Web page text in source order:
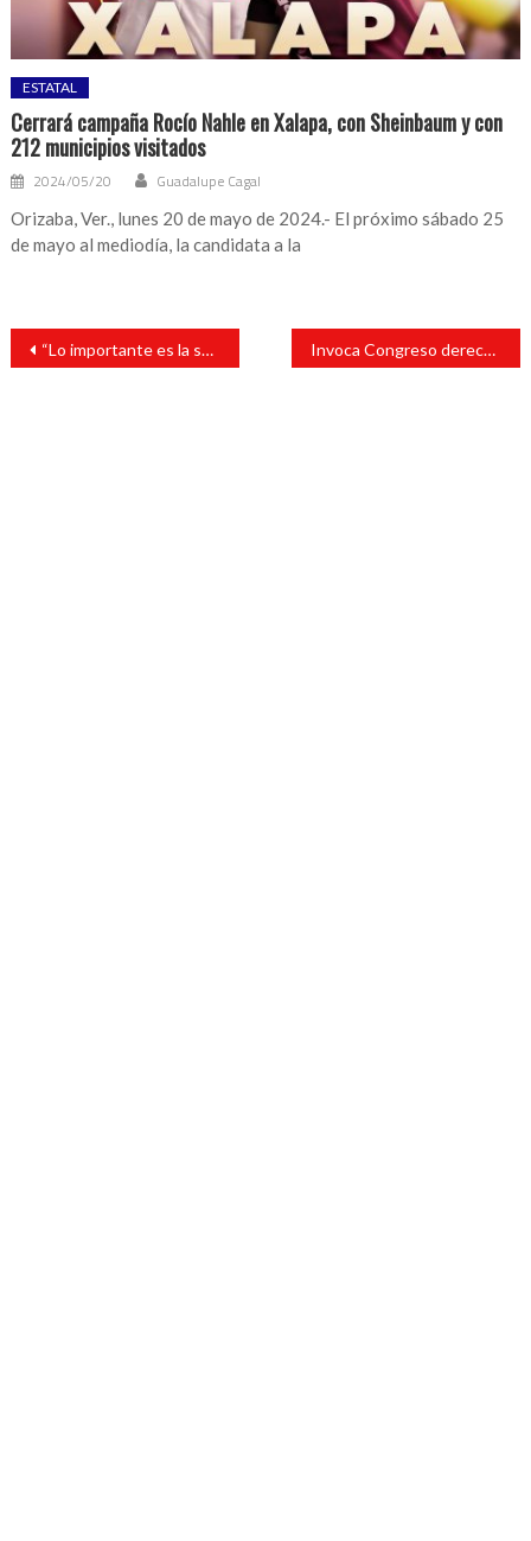
ESTATAL
Cerrará campaña Rocío Nahle en Xalapa, con Sheinbaum y con
212 municipios visitados
2024/05/20 Guadalupe Cagal
Orizaba, Ver., lunes 20 de mayo de 2024.- El próximo sábado 25
de mayo al mediodía, la candidata a la
Navegación
entradas
“Lo importante es la seguridad de los sanandrescanos y nuestros policías”: Tavo Pérez Invoca Congreso derechos laborales y defensa de la Patria